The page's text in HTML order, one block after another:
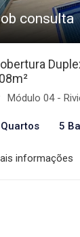
consulta
Módulo 04 -
5
informações